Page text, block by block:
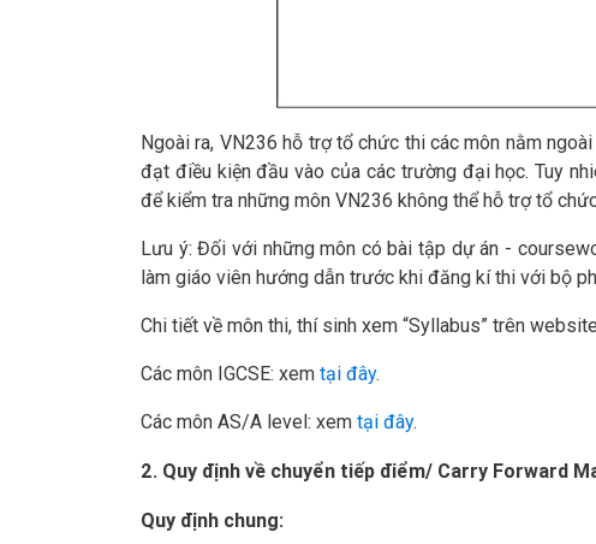
Ngoài ra, VN236 hỗ trợ tổ chức thi các môn nằm
đạt điều kiện đầu vào của các trường đại học. Tuy
để kiểm tra những môn VN236 không thể hỗ trợ tổ
Lưu ý: Đối với những môn có bài tập dự án -
làm giáo viên hướng dẫn trước khi đăng kí thi với bộ
Chi tiết về môn thi, thí sinh xem “Syllabus” trên
Các môn IGCSE: xem tại đây.
Các môn AS/A level: xem tại đây.
2. Quy định về chuyển tiếp điểm/ Carry Forward
Quy định chung: